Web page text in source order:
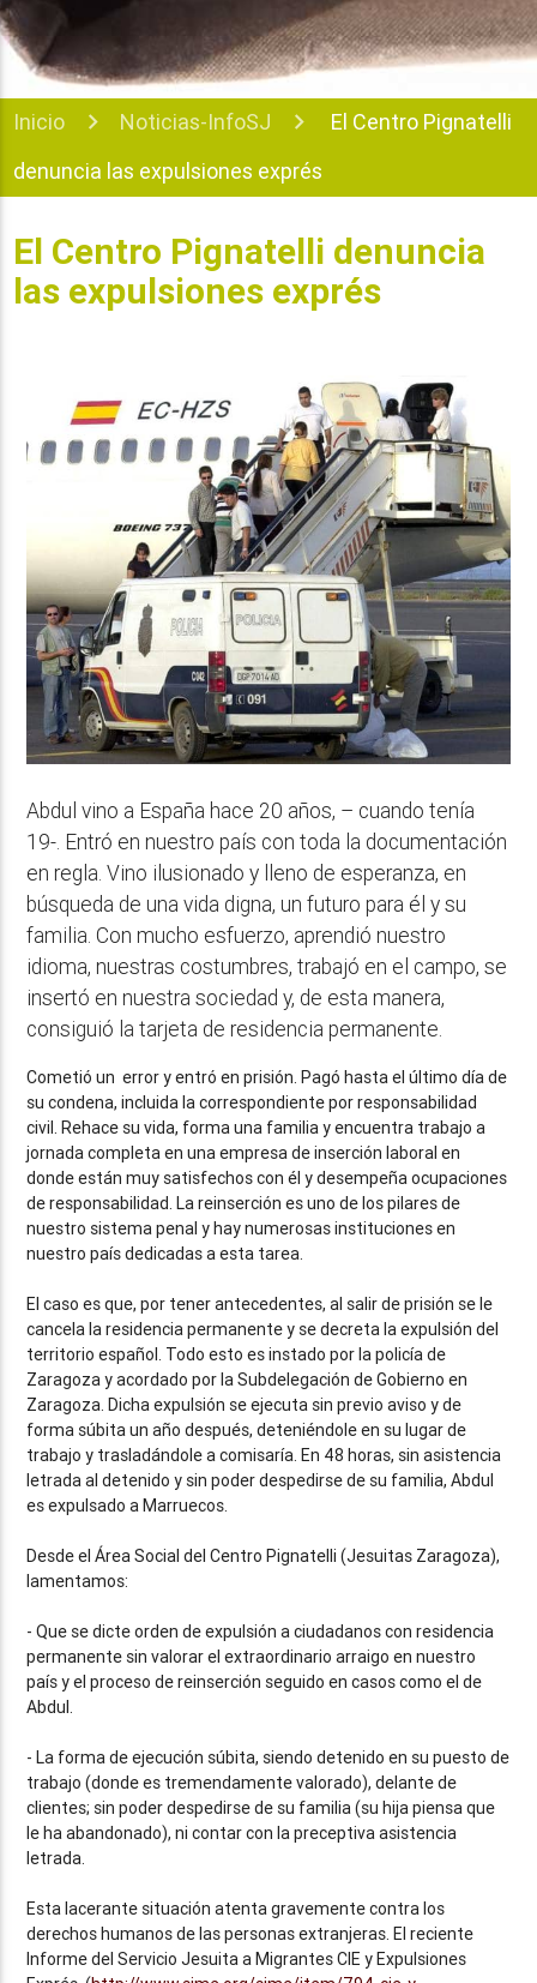
Inicio Noticias-InfoSJ
El Centro Pignatelli
denuncia las expulsiones exprés
El Centro Pignatelli denuncia
las expulsiones exprés
Abdul vino a España hace 20 años, – cuando tenía
19-. Entró en nuestro país con toda la documentación
en regla. Vino ilusionado y lleno de esperanza, en
búsqueda de una vida digna, un futuro para él y su
familia. Con mucho esfuerzo, aprendió nuestro
idioma, nuestras costumbres, trabajó en el campo, se
insertó en nuestra sociedad y, de esta manera,
consiguió la tarjeta de residencia permanente.
Cometió un error y entró en prisión. Pagó hasta el último día de
su condena, incluida la correspondiente por responsabilidad
civil. Rehace su vida, forma una familia y encuentra trabajo a
jornada completa en una empresa de inserción laboral en
donde están muy satisfechos con él y desempeña ocupaciones
de responsabilidad. La reinserción es uno de los pilares de
nuestro sistema penal y hay numerosas instituciones en
nuestro país dedicadas a esta tarea.
El caso es que, por tener antecedentes, al salir de prisión se le
cancela la residencia permanente y se decreta la expulsión del
territorio español. Todo esto es instado por la policía de
Zaragoza y acordado por la Subdelegación de Gobierno en
Zaragoza. Dicha expulsión se ejecuta sin previo aviso y de
forma súbita un año después, deteniéndole en su lugar de
trabajo y trasladándole a comisaría. En 48 horas, sin asistencia
letrada al detenido y sin poder despedirse de su familia, Abdul
es expulsado a Marruecos.
Desde el Área Social del Centro Pignatelli (Jesuitas Zaragoza),
lamentamos:
- Que se dicte orden de expulsión a ciudadanos con residencia
permanente sin valorar el extraordinario arraigo en nuestro
país y el proceso de reinserción seguido en casos como el de
Abdul.
- La forma de ejecución súbita, siendo detenido en su puesto de
trabajo (donde es tremendamente valorado), delante de
clientes; sin poder despedirse de su familia (su hija piensa que
le ha abandonado), ni contar con la preceptiva asistencia
letrada.
Esta lacerante situación atenta gravemente contra los
derechos humanos de las personas extranjeras. El reciente
Informe del Servicio Jesuita a Migrantes CIE y Expulsiones